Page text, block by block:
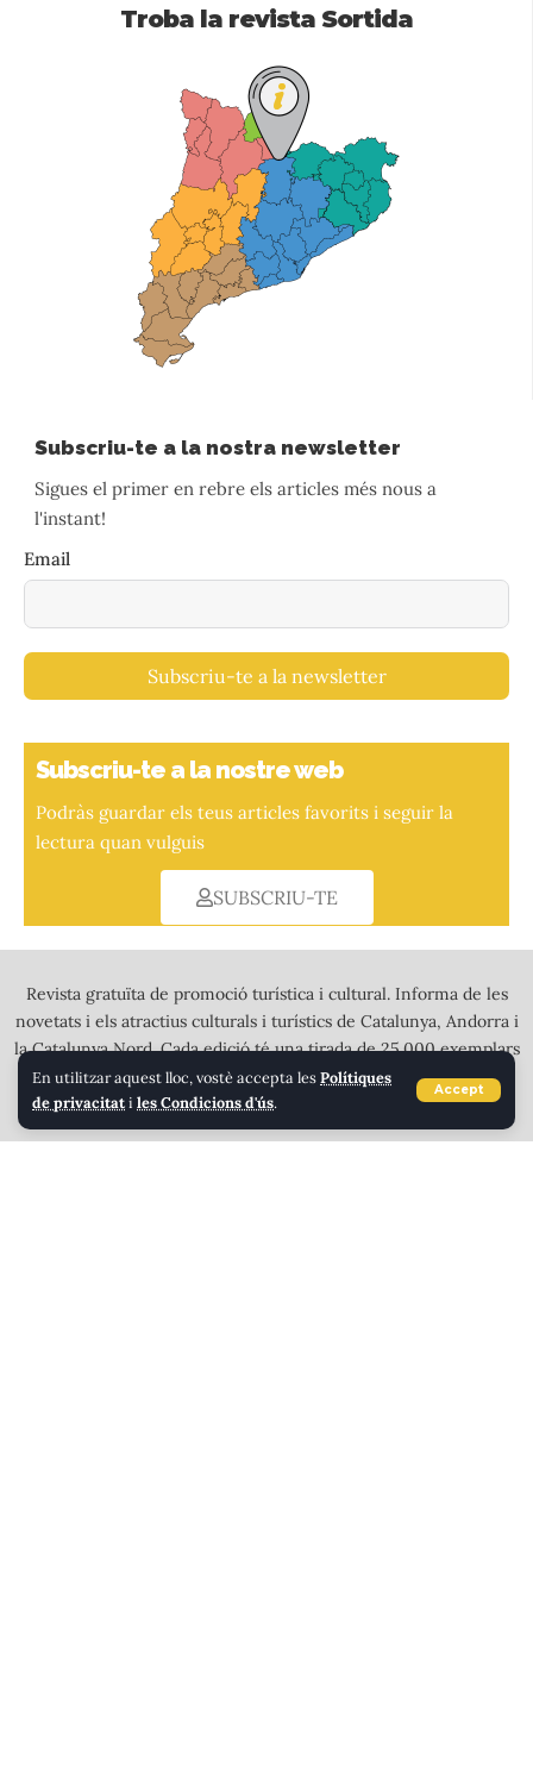
En utilitzar aquest lloc, vostè accepta lesPolítiques
de privacitati les Condicions d'ús.
Accept
Troba la revista Sortida
Subscriu-te a la nostra newsletter
Sigues el primer en rebre els articles més nous a
l'instant!
Email
Subscriu-te a la newsletter
Subscriu-te a la nostre web
Podràs guardar els teus articles favorits i seguir la
lectura quan vulguis
SUBSCRIU-TE
Revista gratuïta de promoció turística i cultural. Informa de les
novetats i els atractius culturals i turístics de Catalunya, Andorra i
la Catalunya Nord. Cada edició té una tirada de 25.000 exemplars
a tot color que es distribueixen en més de 2.000 punts de
recollida a l’Alt Pirineu, Andorra i tota Calalunya.